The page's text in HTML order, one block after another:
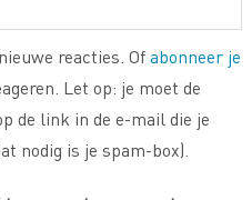
reacties. Ofabonneer je
Let op: je moet de
de link in de e-mail die je
nodig is je spam-box).